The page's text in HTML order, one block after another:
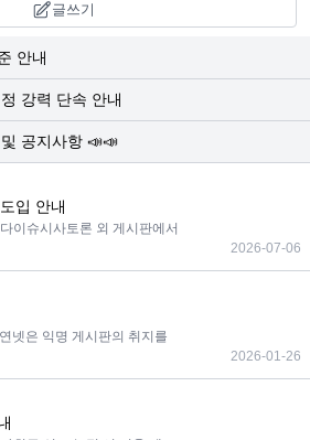
글쓰기
안내
강력 단속 안내
공지사항 📣📣
입 안내
이슈시사토론 외 게시판에서
2026-07-06
넷은 익명 게시판의 취지를
2026-01-26